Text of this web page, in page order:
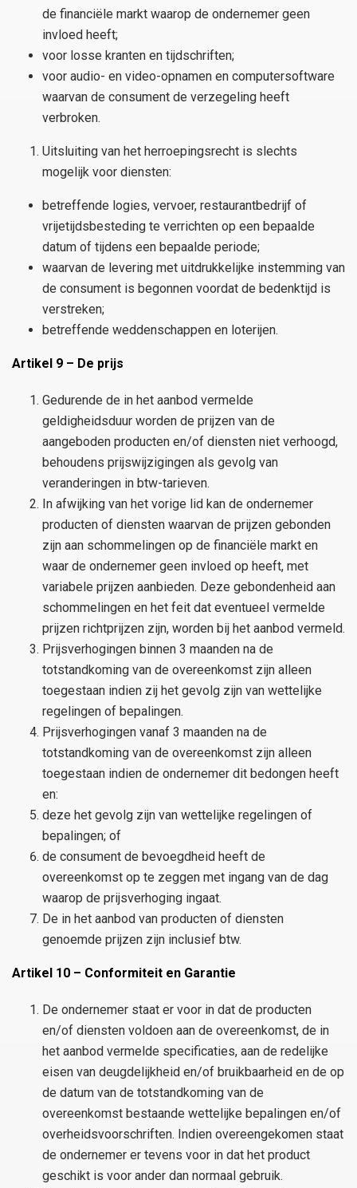
de financiële markt waarop de ondernemer geen
invloed heeft;
voor losse kranten en tijdschriften;
voor audio- en video-opnamen en computersoftware
waarvan de consument de verzegeling heeft
verbroken.
Uitsluiting van het herroepingsrecht is slechts
mogelijk voor diensten:
betreffende logies, vervoer, restaurantbedrijf of
vrijetijdsbesteding te verrichten op een bepaalde
datum of tijdens een bepaalde periode;
waarvan de levering met uitdrukkelijke instemming van
de consument is begonnen voordat de bedenktijd is
verstreken;
betreffende weddenschappen en loterijen.
Artikel 9 – De prijs
Gedurende de in het aanbod vermelde
geldigheidsduur worden de prijzen van de
aangeboden producten en/of diensten niet verhoogd,
behoudens prijswijzigingen als gevolg van
veranderingen in btw-tarieven.
In afwijking van het vorige lid kan de ondernemer
producten of diensten waarvan de prijzen gebonden
zijn aan schommelingen op de financiële markt en
waar de ondernemer geen invloed op heeft, met
variabele prijzen aanbieden. Deze gebondenheid aan
schommelingen en het feit dat eventueel vermelde
prijzen richtprijzen zijn, worden bij het aanbod vermeld.
Prijsverhogingen binnen 3 maanden na de
totstandkoming van de overeenkomst zijn alleen
toegestaan indien zij het gevolg zijn van wettelijke
regelingen of bepalingen.
Prijsverhogingen vanaf 3 maanden na de
totstandkoming van de overeenkomst zijn alleen
toegestaan indien de ondernemer dit bedongen heeft
en:
deze het gevolg zijn van wettelijke regelingen of
bepalingen; of
de consument de bevoegdheid heeft de
overeenkomst op te zeggen met ingang van de dag
waarop de prijsverhoging ingaat.
De in het aanbod van producten of diensten
genoemde prijzen zijn inclusief btw.
Artikel 10 – Conformiteit en Garantie
De ondernemer staat er voor in dat de producten
en/of diensten voldoen aan de overeenkomst, de in
het aanbod vermelde specificaties, aan de redelijke
eisen van deugdelijkheid en/of bruikbaarheid en de op
de datum van de totstandkoming van de
overeenkomst bestaande wettelijke bepalingen en/of
overheidsvoorschriften. Indien overeengekomen staat
de ondernemer er tevens voor in dat het product
geschikt is voor ander dan normaal gebruik.